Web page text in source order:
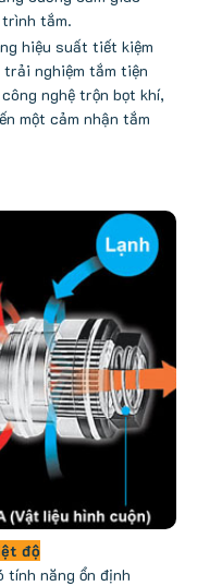
tắm.
hiệu suất tiết kiệm
nghiệm tắm tiện
nghệ trộn bọt khí,
một cảm nhận tắm
độ
năng ổn định